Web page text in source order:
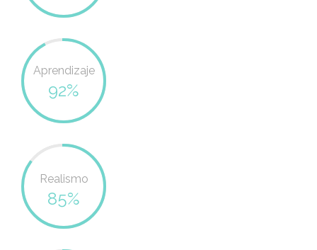
Aprendizaje
92%
Realismo
85%